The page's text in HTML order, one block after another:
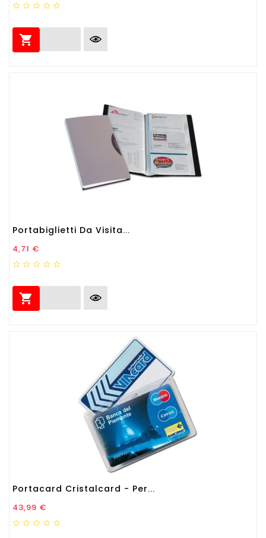

Portabiglietti Da Visita...
Prezzo
4,71 €

Portacard Cristalcard - Per...
Prezzo
43,99 €